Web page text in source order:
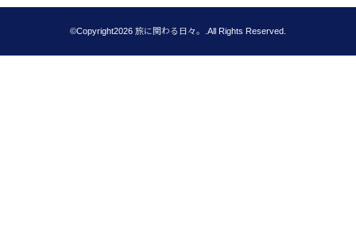
©Copyright2026 旅に関わる日々。 .All Rights Reserved.